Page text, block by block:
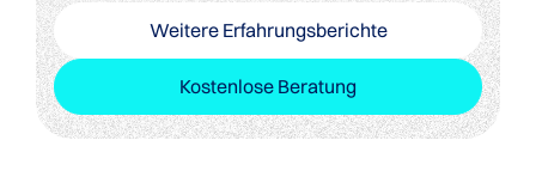
Weitere Erfahrungsberichte
Kostenlose Beratung